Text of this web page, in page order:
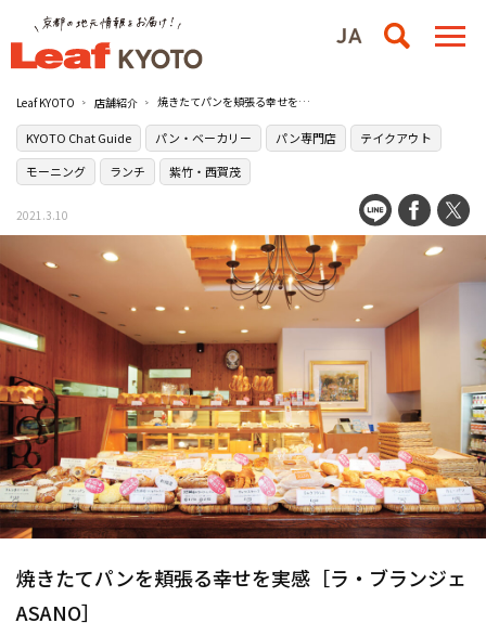
Leaf KYOTO 店舗紹介 焼きたてパンを頬張る幸せを実感［ラ・ブランジェASANO］
KYOTO Chat Guide パン・ベーカリー パン専門店
テイクアウト
モーニング
ランチ 紫竹・西賀茂
2021.3.10
焼きたてパンを頬張る幸せを実感［ラ・ブランジェ
ASANO］